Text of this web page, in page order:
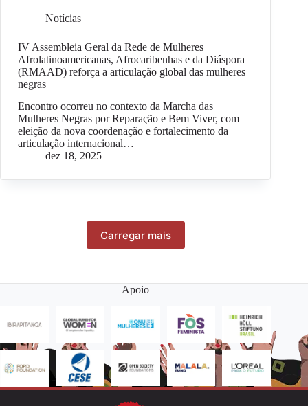
Notícias
IV Assembleia Geral da Rede de Mulheres
Afrolatinoamericanas, Afrocaribenhas e da Diáspora
(RMAAD) reforça a articulação global das mulheres
negras
Encontro ocorreu no contexto da Marcha das
Mulheres Negras por Reparação e Bem Viver, com
eleição da nova coordenação e fortalecimento da
articulação internacional…
dez 18, 2025
Carregar mais
Apoio